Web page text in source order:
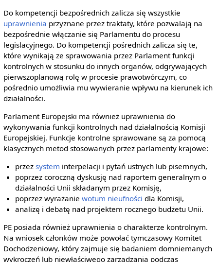
Do kompetencji bezpośrednich zalicza się wszystkie
uprawnienia przyznane przez traktaty, które pozwalają na
bezpośrednie włączanie się Parlamentu do procesu
legislacyjnego. Do kompetencji pośrednich zalicza się te,
które wynikają ze sprawowania przez Parlament funkcji
kontrolnych w stosunku do innych organów, odgrywających
pierwszoplanową rolę w procesie prawotwórczym, co
pośrednio umożliwia mu wywieranie wpływu na kierunek ich
działalności.
Parlament Europejski ma również uprawnienia do
wykonywania funkcji kontrolnych nad działalnością Komisji
Europejskiej. Funkcje kontrolne sprawowane są za pomocą
klasycznych metod stosowanych przez parlamenty krajowe:
przezsystem interpelacji i pytań ustnych lub pisemnych,
poprzez coroczną dyskusję nad raportem generalnym o
działalności Unii składanym przez Komisję,
poprzez wyrażaniewotum nieufności dla Komisji,
analizę i debatę nad projektem rocznego budżetu Unii.
PE posiada również uprawnienia o charakterze kontrolnym.
Na wniosek członków może powołać tymczasowy Komitet
Dochodzeniowy, który zajmuje się badaniem domniemanych
wykroczeń lub niewłaściwego zarządzania podczas